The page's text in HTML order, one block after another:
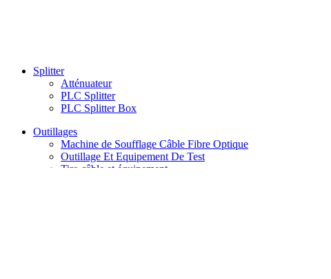
Splitter
Atténuateur
PLC Splitter
PLC Splitter Box
Outillages
Machine de Soufflage Câble Fibre Optique
Outillage Et Equipement De Test
Tire-câble et équipement